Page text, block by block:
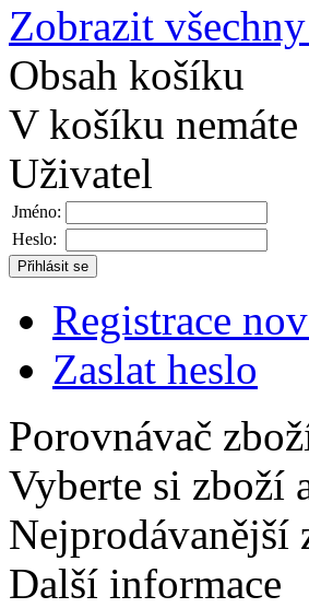
Zobrazit
Obsah košíku
V košíku
Uživatel
Jméno:
Heslo:
Registrace
Zaslat heslo
Porovnávač
Vyberte si zboží
Nejprodávanější
Další informace